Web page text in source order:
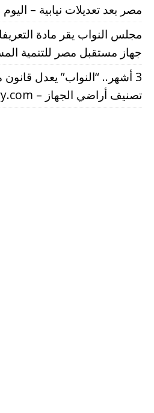
مصر بعد تعديلات نيابية – اليوم
مجلس النواب يقر مادة
جهاز مستقبل مصر للتنمية
3 أشهر.. “النواب” يعدل
تصنيف أراضي الجهاز – masrawy.com